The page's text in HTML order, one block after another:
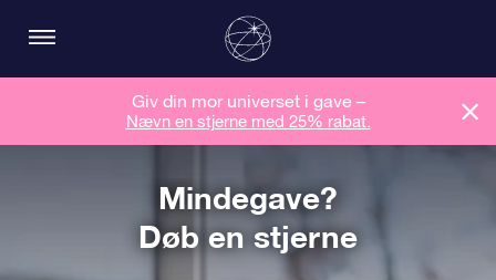
Giv din mor universet i gave –
Nævn en stjerne med 25% rabat.
Mindegave?
Døb en stjerne